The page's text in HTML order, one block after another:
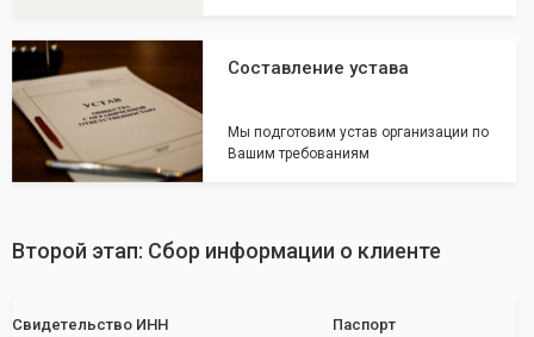
Составление устава
Мы подготовим устав организации по
Вашим требованиям
Второй этап: Сбор информации о клиенте
Свидетельство ИНН Паспорт